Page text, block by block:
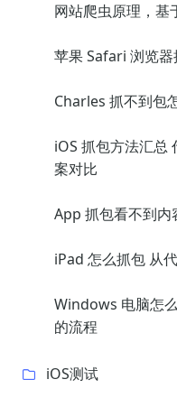
网站爬虫原理，基
苹果 Safari 浏览
Charles 抓不到包
iOS 抓包方法汇总
案对比
App 抓包看不到内
iPad 怎么抓包 从
Windows 电脑怎
的流程
iOS测试